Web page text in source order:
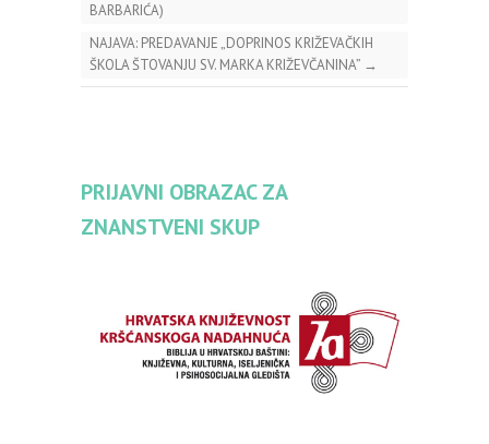
BARBARIĆA)
NAJAVA: PREDAVANJE „DOPRINOS KRIŽEVAČKIH
ŠKOLA ŠTOVANJU SV. MARKA KRIŽEVČANINA” →
PRIJAVNI OBRAZAC ZA
ZNANSTVENI SKUP